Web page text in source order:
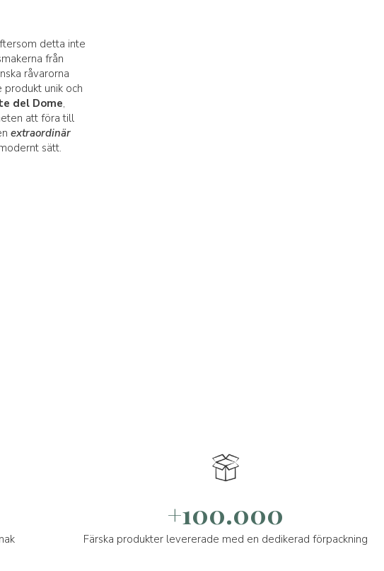
detta inte
från
råvarorna
produkt unik och
del Dome,
att föra till
extraordinär
sätt.
+100.000
Färska produkter levererade med en dedikerad förpackning